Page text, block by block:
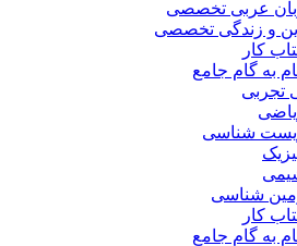
عربی تخصصی
و زندگی تخصصی
کار
به گام جامع
شناسی
شناسی
کار
به گام جامع